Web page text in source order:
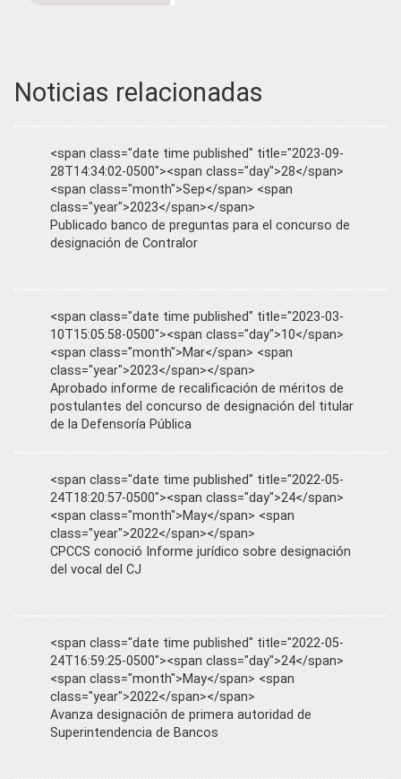
Noticias relacionadas
<span class="date time published" title="2023-09-
28T14:34:02-0500"><span class="day">28</span>
<span class="month">Sep</span> <span
class="year">2023</span></span>
Publicado banco de preguntas para el concurso de
designación de Contralor
<span class="date time published" title="2023-03-
10T15:05:58-0500"><span class="day">10</span>
<span class="month">Mar</span> <span
class="year">2023</span></span>
Aprobado informe de recalificación de méritos de
postulantes del concurso de designación del titular
de la Defensoría Pública
<span class="date time published" title="2022-05-
24T18:20:57-0500"><span class="day">24</span>
<span class="month">May</span> <span
class="year">2022</span></span>
CPCCS conoció Informe jurídico sobre designación
del vocal del CJ
<span class="date time published" title="2022-05-
24T16:59:25-0500"><span class="day">24</span>
<span class="month">May</span> <span
class="year">2022</span></span>
Avanza designación de primera autoridad de
Superintendencia de Bancos